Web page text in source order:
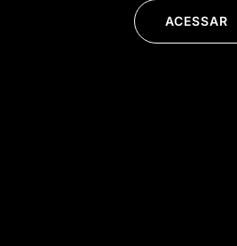
ACESSAR